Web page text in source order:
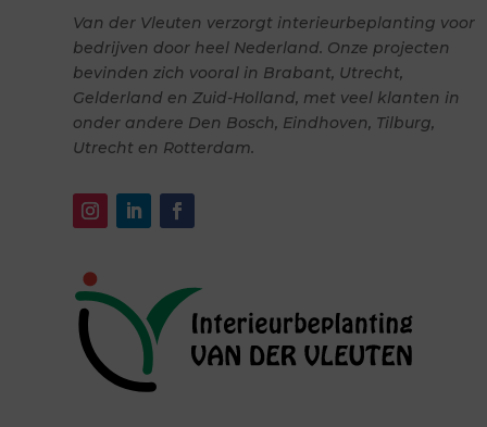
Van der Vleuten verzorgt interieurbeplanting voor
bedrijven door heel Nederland. Onze projecten
bevinden zich vooral in Brabant, Utrecht,
Gelderland en Zuid-Holland, met veel klanten in
onder andere Den Bosch, Eindhoven, Tilburg,
Utrecht en Rotterdam.